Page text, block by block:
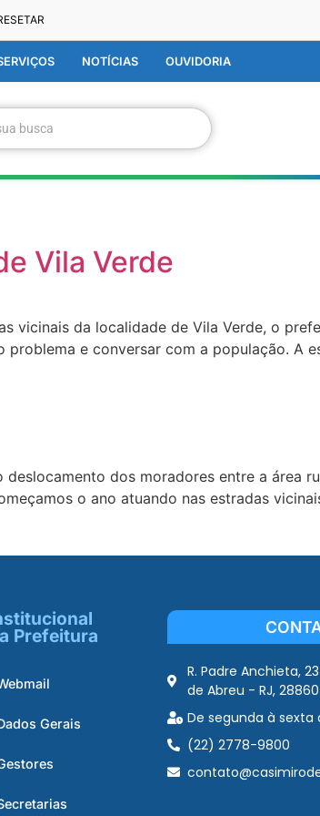
NOTÍCIAS OUVIDORIA
busca
Vila Verde
vicinais da localidade de Vila Verde, o
e conversar com a população. A
dos moradores entre a área
o ano atuando nas estradas
Prefeitura
Gerais
R. Padre Anchieta,
de Abreu - RJ,
De segunda à sexta
(22) 2778-9800